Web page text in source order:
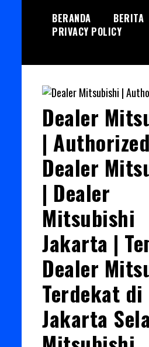
BERANDA BERITA
PRIVACY POLICY
Dealer
| Authorized
Dealer
| Dealer
Mitsubishi
Jakarta |
Dealer
Terdekat di
Jakarta